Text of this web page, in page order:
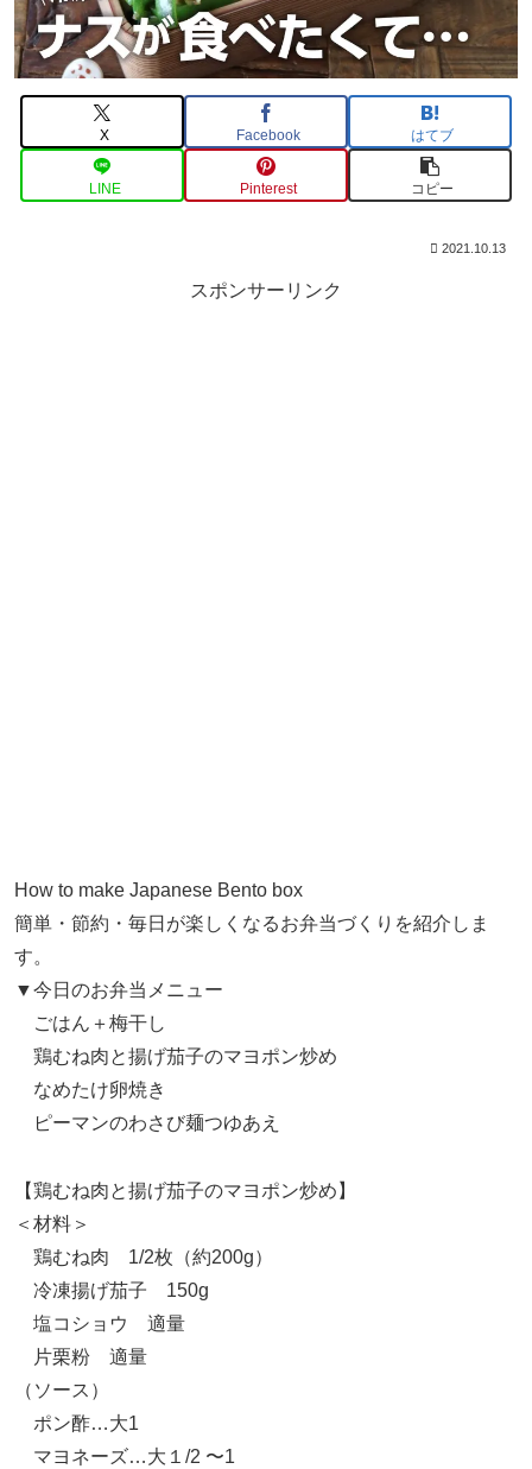
X Facebook はてブ
LINE Pinterest コピー
2021.10.13
スポンサーリンク
How to make Japanese Bento box
簡単・節約・毎日が楽しくなるお弁当づくりを紹介しま
す。
▼今日のお弁当メニュー
ごはん＋梅干し
鶏むね肉と揚げ茄子のマヨポン炒め
なめたけ卵焼き
ピーマンのわさび麺つゆあえ
【鶏むね肉と揚げ茄子のマヨポン炒め】
＜材料＞
鶏むね肉 1/2枚（約200g）
冷凍揚げ茄子 150g
塩コショウ 適量
片栗粉 適量
（ソース）
ポン酢…大1
マヨネーズ…大１/2 〜1